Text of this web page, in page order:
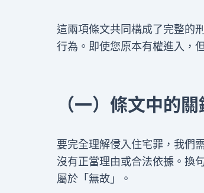
這兩項條文共同構成了完整的
行為。即使您原本有權進入，
（一）條文中的
要完全理解侵入住宅罪，我們
沒有正當理由或合法依據。換
屬於「無故」。